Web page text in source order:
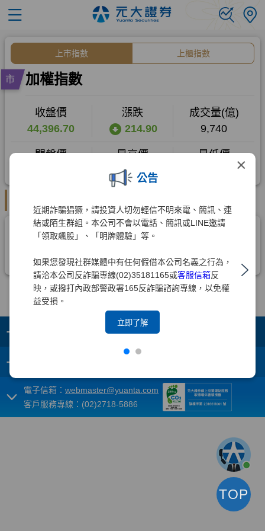
×
公告
近期詐騙猖獗，請投資人切勿輕信不明來電、簡訊、連
結或陌生群組。本公司不會以電話、簡訊或LINE邀請
「領取飆股」、「明牌體驗」等。
如果您發現社群媒體中有任何假借本公司名義之行為，
請洽本公司反詐騙專線(02)35181165或客服信箱反
映，或撥打內政部警政署165反詐騙諮詢專線，以免權
益受損。
立即了解
+
+
電子信箱： webmaster@yuanta.com
客戶服務專線：(02)2718-5886
TOP